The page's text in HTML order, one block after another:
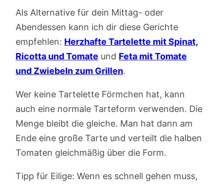
Als Alternative für dein Mittag- oder
Abendessen kann ich dir diese Gerichte
empfehlen: Herzhafte Tartelette mit Spinat,
Ricotta und Tomate und Feta mit Tomate
und Zwiebeln zum Grillen.
Wer keine Tartelette Förmchen hat, kann
auch eine normale Tarteform verwenden. Die
Menge bleibt die gleiche. Man hat dann am
Ende eine große Tarte und verteilt die halben
Tomaten gleichmäßig über die Form.
Tipp für Eilige: Wenn es schnell gehen muss,